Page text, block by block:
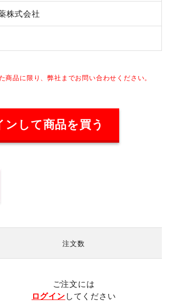
株式会社
品に限り、弊社までお問い合わせください。
ンして商品を買う
注文数
ご注文には
ログインしてください